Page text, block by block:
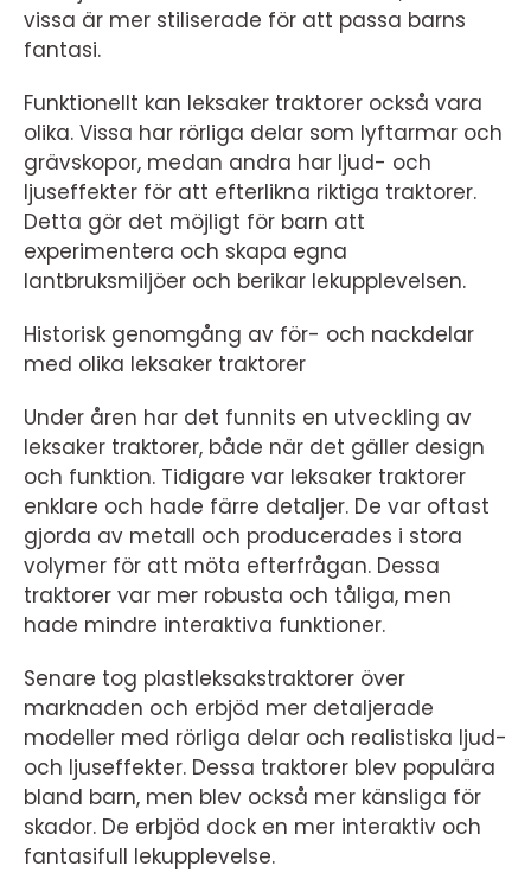
vissa är mer stiliserade för att passa barns
fantasi.
Funktionellt kan leksaker traktorer också vara
olika. Vissa har rörliga delar som lyftarmar och
grävskopor, medan andra har ljud- och
ljuseffekter för att efterlikna riktiga traktorer.
Detta gör det möjligt för barn att
experimentera och skapa egna
lantbruksmiljöer och berikar lekupplevelsen.
Historisk genomgång av för- och nackdelar
med olika leksaker traktorer
Under åren har det funnits en utveckling av
leksaker traktorer, både när det gäller design
och funktion. Tidigare var leksaker traktorer
enklare och hade färre detaljer. De var oftast
gjorda av metall och producerades i stora
volymer för att möta efterfrågan. Dessa
traktorer var mer robusta och tåliga, men
hade mindre interaktiva funktioner.
Senare tog plastleksakstraktorer över
marknaden och erbjöd mer detaljerade
modeller med rörliga delar och realistiska ljud-
och ljuseffekter. Dessa traktorer blev populära
bland barn, men blev också mer känsliga för
skador. De erbjöd dock en mer interaktiv och
fantasifull lekupplevelse.